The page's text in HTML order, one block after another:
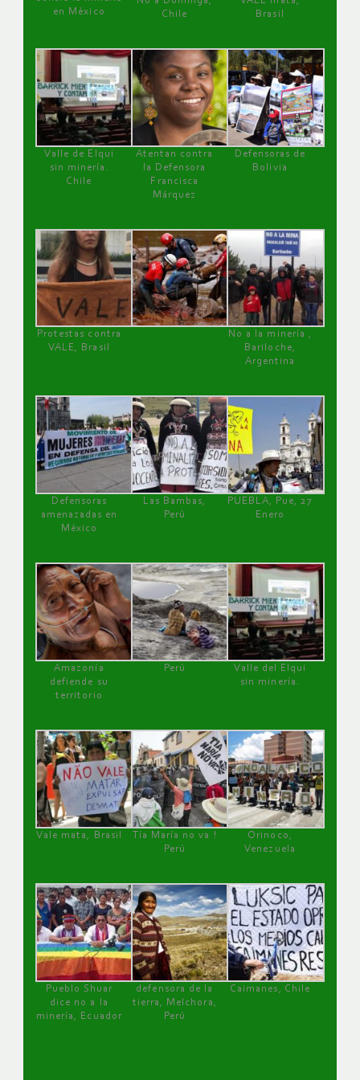
en México
Chile
Brasil
Valle de Elqui
sin minería.
Chile
Atentan contra
la Defensora
Francisca
Márquez
Defensoras de
Bolivia
Protestas contra
VALE, Brasil
No a la minería ,
Bariloche,
Argentina
Defensoras
amenazadas en
México
Las Bambas,
Perú
PUEBLA, Pue, 27
Enero
Amazonía
defiende su
territorio
Perú
Valle del Elqui
sin minería.
Vale mata, Brasil
Tía María no va !
Perú
Orinoco,
Venezuela
Pueblo Shuar
dice no a la
minería, Ecuador
defensora de la
tierra, Melchora,
Perú
Caimanes, Chile